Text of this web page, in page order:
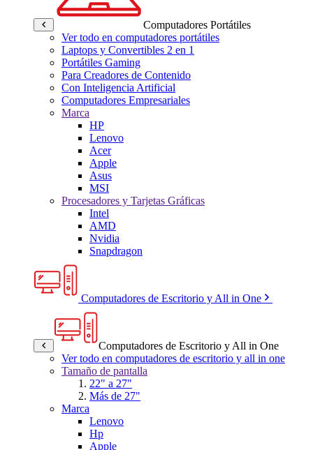
Computadores Portátiles
Ver todo en computadores portátiles
Laptops y Convertibles 2 en 1
Portátiles Gaming
Para Creadores de Contenido
Con Inteligencia Artificial
Computadores Empresariales
Marca
HP
Lenovo
Acer
Apple
Asus
MSI
Procesadores y Tarjetas Gráficas
Intel
AMD
Nvidia
Snapdragon
Computadores de Escritorio y All in One
Computadores de Escritorio y All in One
Ver todo en computadores de escritorio y all in one
Tamaño de pantalla
22" a 27"
Más de 27"
Marca
Lenovo
Hp
Apple